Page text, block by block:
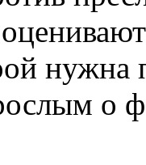
нужна
о